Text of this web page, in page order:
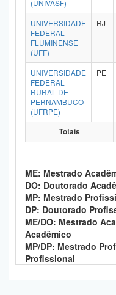
(UNIVASF)
UNIVERSIDADE
FEDERAL
FLUMINENSE
(UFF)
RJ
UNIVERSIDADE
FEDERAL
RURAL DE
PERNAMBUCO
(UFRPE)
PE
Totais
ME: Mestrado
DO: Doutorado
MP: Mestrado
DP: Doutorado
ME/DO: Mestrado
Acadêmico
MP/DP: Mestrado
Profissional